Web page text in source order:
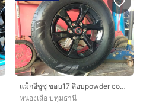
แม็กอีซูซุ ขอบ17 สีอบpowder coat พร้อมยางคอนติ 265 65 17 ปี25 ยางสวยทุกเส้นใส่ isuzu ตัวสูง mu-x mu7
หนองเสือ ปทุมธานี